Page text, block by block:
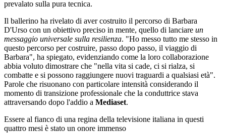
prevalato sulla pura tecnica.
Il ballerino ha rivelato di aver costruito il percorso di Barbara
D'Urso con un obiettivo preciso in mente, quello di lanciare un
messaggio universale sulla resilienza. "Ho messo tutto me stesso in
questo percorso per costruire, passo dopo passo, il viaggio di
Barbara", ha spiegato, evidenziando come la loro collaborazione
abbia voluto dimostrare che "nella vita si cade, ci si rialza, si
combatte e si possono raggiungere nuovi traguardi a qualsiasi età".
Parole che risuonano con particolare intensità considerando il
momento di transizione professionale che la conduttrice stava
attraversando dopo l'addio a Mediaset.
Essere al fianco di una regina della televisione italiana in questi
quattro mesi è stato un onore immenso